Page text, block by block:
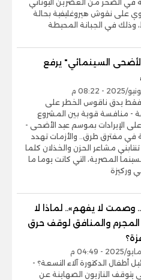
في الصخر من العصرين اليوناني
على نقوش هيروغليفية بحالة
وذلك في الجبانة المحيطة
السينمائي" يرفع
يدق ناقوس الخطر على
- منافسة قوية بين المشروع
الإيرادات بموسم عيد الأضحى -
في مفترق طرق.. والأزمات تهدد
مشاعر الحزن والخذلان كلما
المصرية، التي كانت يوما ما
وركيزة
لا يفهم».. لماذا لا
المجرم والمنافق لوقف حرق
أطفال الدكتورة آلاء التسعة؟ -
يتوقف النازيون الصهاينة عن